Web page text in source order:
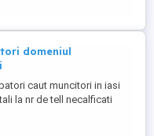
domeniul
caut muncitori in iasi
la nr de tell necalficati